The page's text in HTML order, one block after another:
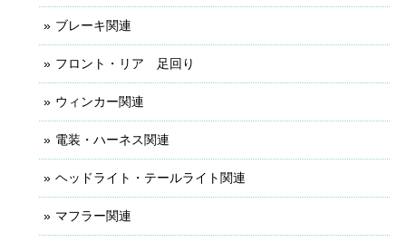
ブレーキ関連
フロント・リア 足回り
ウィンカー関連
電装・ハーネス関連
ヘッドライト・テールライト関連
マフラー関連